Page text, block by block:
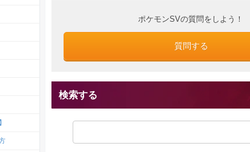
ポケモンSVの質問をしよう！
質問する
検索する